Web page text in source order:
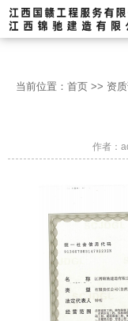
当前位置： 首页 >> 资
作者：